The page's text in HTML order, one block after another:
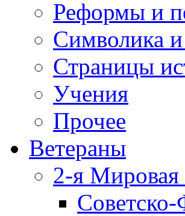
Реформы и
Символика и
Страницы
Учения
Прочее
Ветераны
2-я Мировая